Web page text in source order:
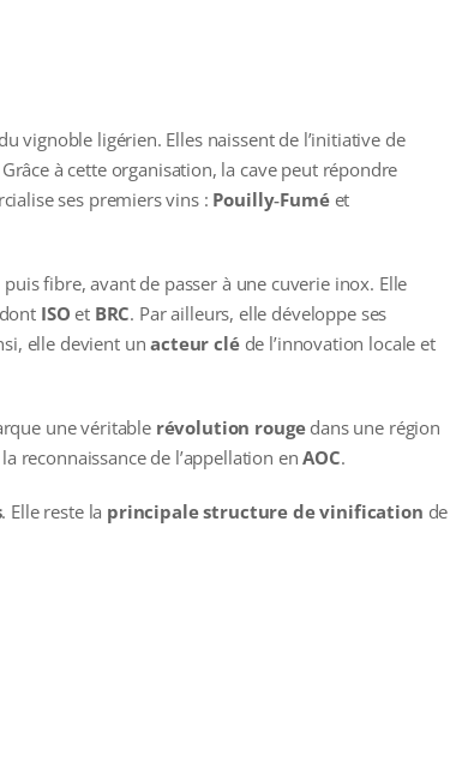
vignoble ligérien. Elles naissent de l’initiative de
à cette organisation, la cave peut répondre
ses premiers vins : Pouilly‑Fuméet
fibre, avant de passer à une cuverie inox. Elle
ISO et BRC. Par ailleurs, elle développe ses
elle devient unacteur cléde l’innovation locale et
une véritable révolution rougedans une région
reconnaissance de l’appellation enAOC.
. Elle reste la principale structure de vinification de